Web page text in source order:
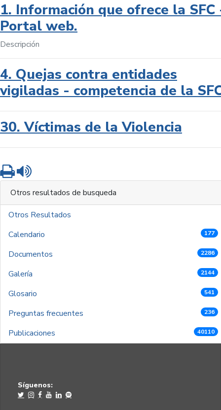
1. Información que ofrece la SFC
Portal web.
Descripción
4. Quejas contra entidades
vigiladas - competencia de la
30. Víctimas de la Violencia
Imprimir
Otros resultados de busqueda
Otros Resultados
Calendario
177
Documentos 2286
Galería 2144
Glosario 541
Preguntas frecuentes 236
Publicaciones 40110
Síguenos: